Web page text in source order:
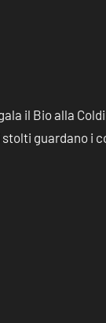
il Bio alla
guardano i